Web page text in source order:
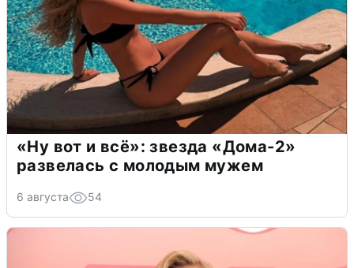
«Ну вот и всё»: звезда «Дома-2»
развелась с молодым мужем
6 августа 54